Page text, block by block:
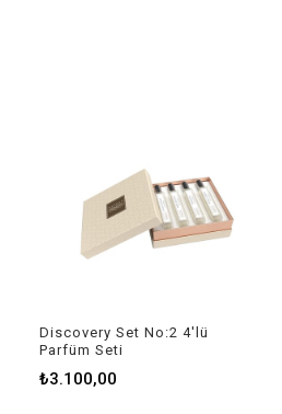
Discovery Set No:2 4'lü
Parfüm Seti
₺3.100,00